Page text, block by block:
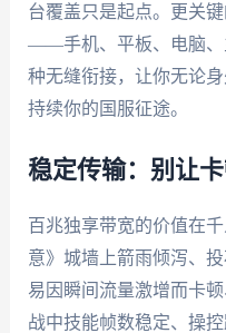
台覆盖只是起点。更关
——手机、平板、电脑、
种无缝衔接，让你无论
持续你的国服征途。
稳定传输：别让
百兆独享带宽的价值在
意》城墙上箭雨倾泻、
易因瞬间流量激增而卡
战中技能帧数稳定、操